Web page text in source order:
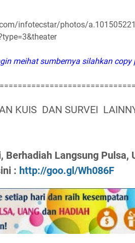
infotecstar/photos/
meihat sumbernya silahkan
KUIS DAN SURVEI
Berhadiah Langsung Pulsa,
: http://goo.gl/Wh086F